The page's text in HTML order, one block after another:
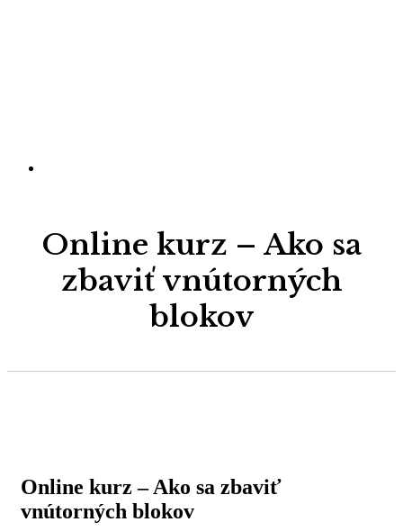
Online kurz – Ako sa
zbaviť vnútorných
blokov
Online kurz – Ako sa zbaviť
vnútorných blokov